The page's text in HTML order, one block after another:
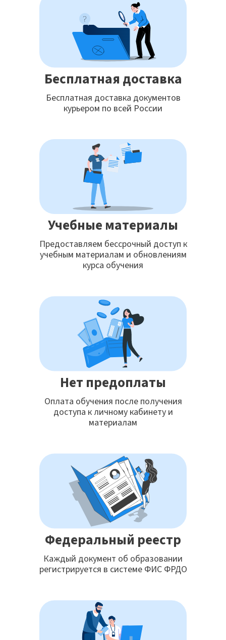
Бесплатная доставка
Бесплатная доставка документов
курьером по всей России
Учебные материалы
Предоставляем бессрочный доступ к
учебным материалам и обновлениям
курса обучения
Нет предоплаты
Оплата обучения после получения
доступа к личному кабинету и
материалам
Федеральный реестр
Каждый документ об образовании
регистрируется в системе ФИС ФРДО